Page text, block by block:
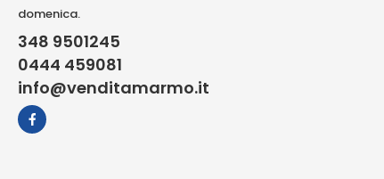
domenica.
348 9501245
0444 459081
info@venditamarmo.it